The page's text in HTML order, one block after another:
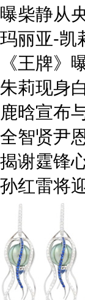
曝柴静从
玛丽亚-凯
《王牌》
朱莉现身
鹿晗宣布
全智贤尹
揭谢霆锋
孙红雷将